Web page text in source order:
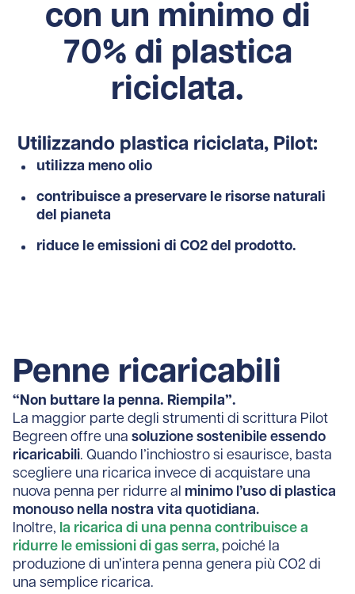
con un minimo di
70% di plastica
riciclata.
Utilizzando plastica riciclata, Pilot:
utilizza meno olio
contribuisce a preservare le risorse naturali
del pianeta
riduce le emissioni di CO2 del prodotto.
Penne ricaricabili
“Non buttare la penna. Riempila”.
La maggior parte degli strumenti di scrittura Pilot
Begreen offre una soluzione sostenibile essendo
ricaricabili. Quando l’inchiostro si esaurisce, basta
scegliere una ricarica invece di acquistare una
nuova penna per ridurre al minimo l’uso di plastica
monouso nella nostra vita quotidiana.
Inoltre, la ricarica di una penna contribuisce a
ridurre le emissioni di gas serra, poiché la
produzione di un’intera penna genera più CO2 di
una semplice ricarica.